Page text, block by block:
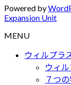
Powered by
Expansion Unit
MENU
ウィルプラ
ウィ
７つ